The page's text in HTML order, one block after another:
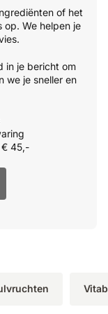
of het
We helpen je
in je bericht om
we je sneller en
€ 45,-